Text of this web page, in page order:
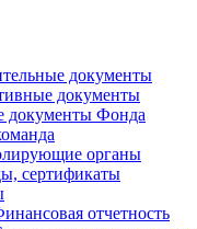
документы
документы
документы Фонда
органы
сертификаты
отчетность